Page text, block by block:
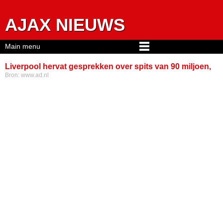
AJAX NIEUWS
Liverpool hervat gesprekken over spits van 90 miljoen,
Bron: www.ad.nl
Main menu